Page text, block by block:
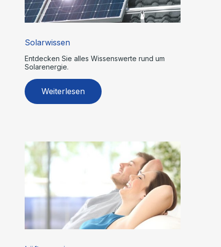
Solarwissen
Entdecken Sie alles Wissenswerte rund um
Solarenergie.
Weiterlesen